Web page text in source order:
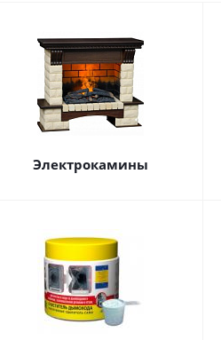
Электрокамины